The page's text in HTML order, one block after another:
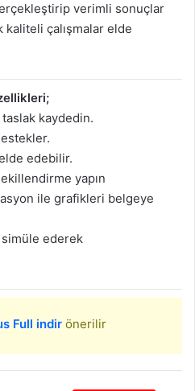
verimli sonuçlar
kaliteli çalışmalar elde
kaydedin.
edebilir.
yapın
ile grafikleri belgeye
ederek
Full indirönerilir